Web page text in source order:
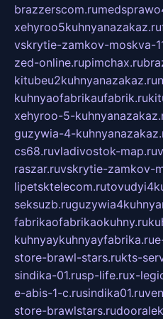
brazzerscom.ru
xehyroo5kuhnyanazakaz.ru
vskrytie-zamkov-moskva-
zed-online.rupimchax.ru
kitubeu2kuhnyanazakaz.ru
kuhnyaofabrikaufabrik.ru
xehyroo-5-
guzywia-4-
cs68.ruvladivostok-map.ru
raszar.ruvskrytie-zamkov-
lipetsktelecom.ru
seksuzb.ru
fabrikaofabrikaokuhny.ru
kuhnyaykuhnyayfabrika.ru
store-brawl-stars.rukts-
sindika-01.rusp-life.rux-
e-abis-1-c.rusindika01.ru
store-brawlstars.ru